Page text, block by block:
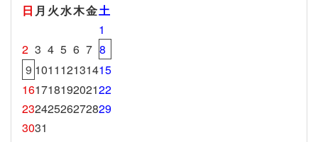
日 月 火水木金土
1
2 3 4 5 6 7 8
9 101112131415
16171819202122
23242526272829
3031